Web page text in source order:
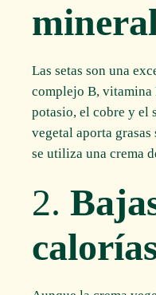
Las setas son una
complejo B, vitamina
potasio, el cobre y el
vegetal aporta
se utiliza una crema
2.